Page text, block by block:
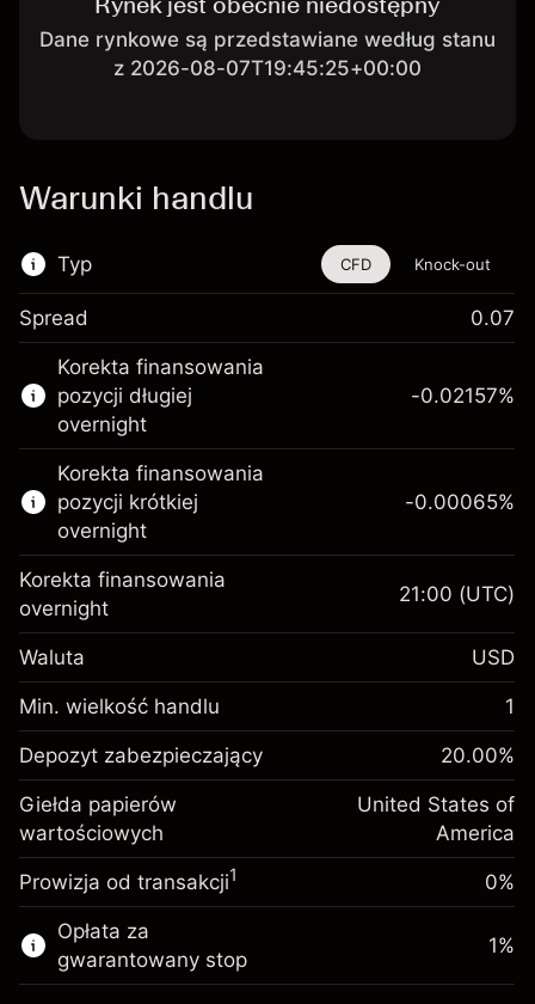
Dane rynkowe są przedstawiane według stanu
z 2026-08-07T19:45:25+00:00
Warunki handlu
Typ
Ten instrument finansowy jest dostępny do
handlu poprzez CFD i opcje knock-out
Więcej informacji:
Kontrakty CFD
Opcje knock-out
CFD Knock-out
Spread 0.07
Korekta finansowania
pozycji długiej
overnight
Depozyt
zabezpieczający. Twoja
inwestycja
$1,000.00
Opłata overnight za
utrzymanie pozycji
Opłaty od pełnej wartości
pozycji
-0.021568
%
(-$1.08)
Rozmiar transakcji z dźwignią ~
$5,000.00
Środki z dźwigni ~$4,000.00
Idź do platformy
-0.02157%
Korekta finansowania
pozycji krótkiej
overnight
Depozyt
zabezpieczający. Twoja
inwestycja
$1,000.00
Opłata overnight za
utrzymanie pozycji
Opłaty od pełnej wartości
pozycji
-0.000654
%
Rozmiar transakcji z dźwignią ~
Środki z dźwigni ~
$4,000.00
-0.00065%
Korekta finansowania
overnight
21:00 (UTC)
Waluta USD
Min. wielkość handlu 1
Depozyt zabezpieczający 20.00%
Giełda papierów
wartościowych
United States of
America
Prowizja od transakcji1 0%
Opłata za
gwarantowany stop
1%